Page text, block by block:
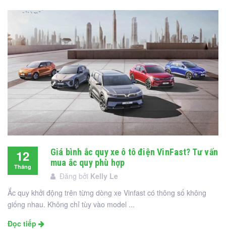
12
Tháng
Giá bình ắc quy xe ô tô điện VinFast? Tư vấn
mua ắc quy phù hợp
Đăng bởi Kelly Le
Ắc quy khởi động trên từng dòng xe Vinfast có thông số không
giống nhau. Không chỉ tùy vào model ...
Đọc tiếp